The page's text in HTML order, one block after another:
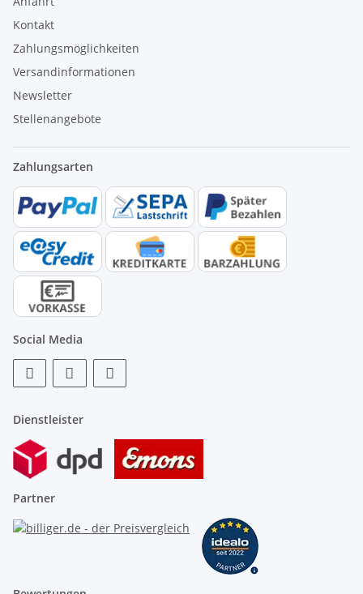
Kontakt
Zahlungsmöglichkeiten
Versandinformationen
Newsletter
Stellenangebote
Zahlungsarten
Social Media
Dienstleister
Partner